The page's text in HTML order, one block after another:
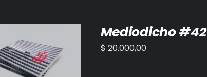
AL CARRITO
DETALLES
Mediodicho #42
$ 20.000,00